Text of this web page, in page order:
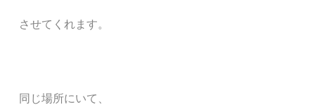
させてくれます。
同じ場所にいて、